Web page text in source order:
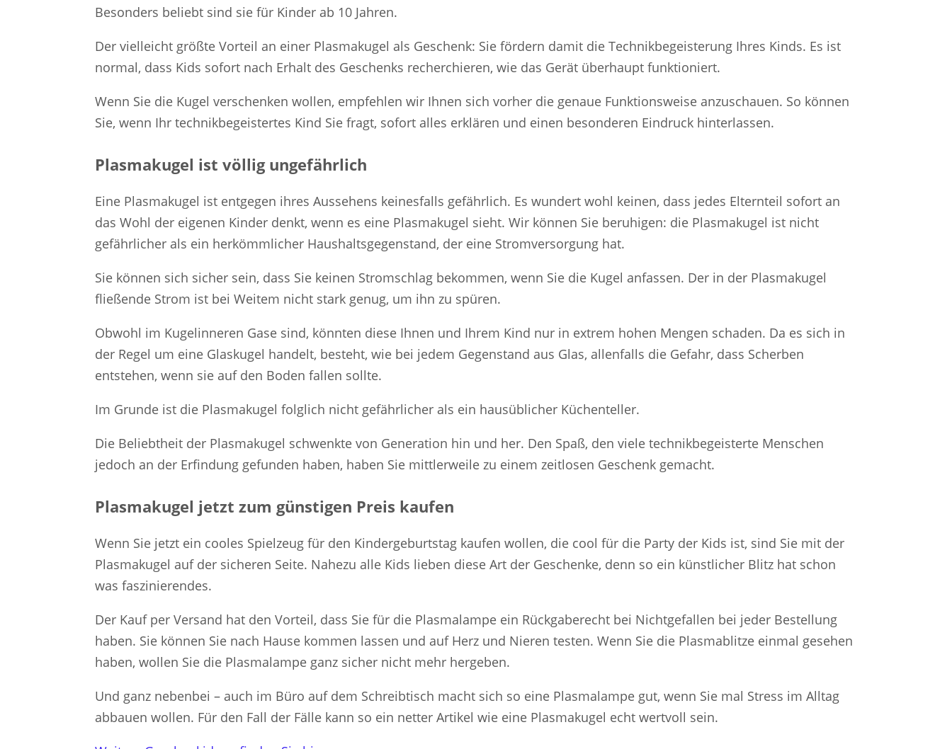
Besonders beliebt sind sie für Kinder ab 10 Jahren.
Der vielleicht größte Vorteil an einer Plasmakugel als Geschenk: Sie fördern damit die Technikbegeisterung Ihres Kinds. Es ist
normal, dass Kids sofort nach Erhalt des Geschenks recherchieren, wie das Gerät überhaupt funktioniert.
Wenn Sie die Kugel verschenken wollen, empfehlen wir Ihnen sich vorher die genaue Funktionsweise anzuschauen. So können
Sie, wenn Ihr technikbegeistertes Kind Sie fragt, sofort alles erklären und einen besonderen Eindruck hinterlassen.
Plasmakugel ist völlig ungefährlich
Eine Plasmakugel ist entgegen ihres Aussehens keinesfalls gefährlich. Es wundert wohl keinen, dass jedes Elternteil sofort an
das Wohl der eigenen Kinder denkt, wenn es eine Plasmakugel sieht. Wir können Sie beruhigen: die Plasmakugel ist nicht
gefährlicher als ein herkömmlicher Haushaltsgegenstand, der eine Stromversorgung hat.
Sie können sich sicher sein, dass Sie keinen Stromschlag bekommen, wenn Sie die Kugel anfassen. Der in der Plasmakugel
fließende Strom ist bei Weitem nicht stark genug, um ihn zu spüren.
Obwohl im Kugelinneren Gase sind, könnten diese Ihnen und Ihrem Kind nur in extrem hohen Mengen schaden. Da es sich in
der Regel um eine Glaskugel handelt, besteht, wie bei jedem Gegenstand aus Glas, allenfalls die Gefahr, dass Scherben
entstehen, wenn sie auf den Boden fallen sollte.
Im Grunde ist die Plasmakugel folglich nicht gefährlicher als ein hausüblicher Küchenteller.
Die Beliebtheit der Plasmakugel schwenkte von Generation hin und her. Den Spaß, den viele technikbegeisterte Menschen
jedoch an der Erfindung gefunden haben, haben Sie mittlerweile zu einem zeitlosen Geschenk gemacht.
Plasmakugel jetzt zum günstigen Preis kaufen
Wenn Sie jetzt ein cooles Spielzeug für den Kindergeburtstag kaufen wollen, die cool für die Party der Kids ist, sind Sie mit der
Plasmakugel auf der sicheren Seite. Nahezu alle Kids lieben diese Art der Geschenke, denn so ein künstlicher Blitz hat schon
was faszinierendes.
Der Kauf per Versand hat den Vorteil, dass Sie für die Plasmalampe ein Rückgaberecht bei Nichtgefallen bei jeder Bestellung
haben. Sie können Sie nach Hause kommen lassen und auf Herz und Nieren testen. Wenn Sie die Plasmablitze einmal gesehen
haben, wollen Sie die Plasmalampe ganz sicher nicht mehr hergeben.
Und ganz nebenbei – auch im Büro auf dem Schreibtisch macht sich so eine Plasmalampe gut, wenn Sie mal Stress im Alltag
abbauen wollen. Für den Fall der Fälle kann so ein netter Artikel wie eine Plasmakugel echt wertvoll sein.